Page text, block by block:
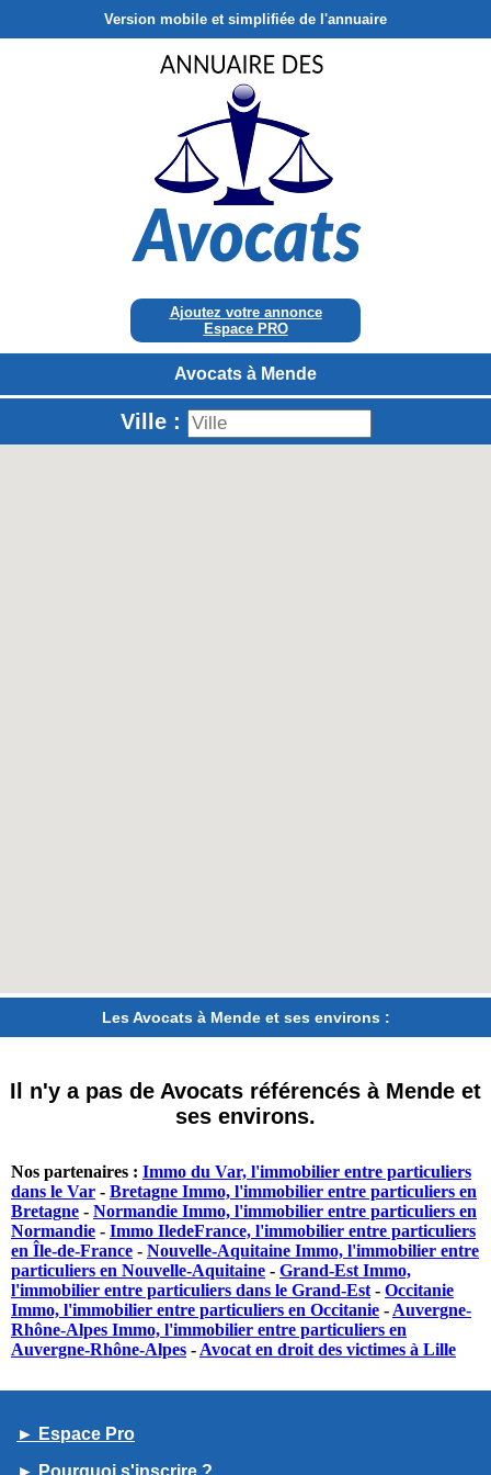
Version mobile et simplifiée de l'annuaire
Ajoutez votre annonce
Espace PRO
Avocats à Mende
Ville :
Les Avocats à Mende et ses environs :
Il n'y a pas de Avocats référencés à Mende et
ses environs.
Nos partenaires : Immo du Var, l'immobilier entre particuliers
dans le Var - Bretagne Immo, l'immobilier entre particuliers en
Bretagne - Normandie Immo, l'immobilier entre particuliers en
Normandie - Immo IledeFrance, l'immobilier entre particuliers
en Île-de-France - Nouvelle-Aquitaine Immo, l'immobilier entre
particuliers en Nouvelle-Aquitaine - Grand-Est Immo,
l'immobilier entre particuliers dans le Grand-Est - Occitanie
Immo, l'immobilier entre particuliers en Occitanie - Auvergne-
Rhône-Alpes Immo, l'immobilier entre particuliers en
Auvergne-Rhône-Alpes - Avocat en droit des victimes à Lille
► Espace Pro
► Pourquoi s'inscrire ?